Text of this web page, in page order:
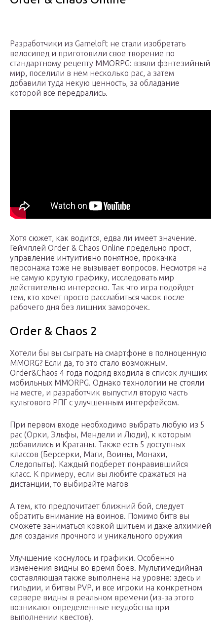
Разработчики из Gameloft не стали изобретать
велосипед и приготовили свое творение по
стандартному рецепту MMORPG: взяли фэнтезийный
мир, поселили в нем несколько рас, а затем
добавили туда некую ценность, за обладание
которой все передрались.
Хотя сюжет, как водится, едва ли имеет значение.
Геймплей Order & Chaos Online предельно прост,
управление интуитивно понятное, прокачка
персонажа тоже не вызывает вопросов. Несмотря на
не самую крутую графику, исследовать мир
действительно интересно. Так что игра подойдет
тем, кто хочет просто расслабиться часок после
рабочего дня без лишних заморочек.
Order & Chaos 2
Хотели бы вы сыграть на смартфоне в полноценную
MMORG? Если да, то это стало возможным.
Order&Chaos 4 года подряд входила в список лучших
мобильных MMORPG. Однако технологии не стояли
на месте, и разработчик выпустил вторую часть
культового РПГ с улучшенным интерфейсом.
При первом входе необходимо выбрать любую из 5
рас (Орки, Эльфы, Мендели и Люди), к которым
добавились и Кратаны. Также есть 5 доступных
классов (Берсерки, Маги, Воины, Монахи,
Следопыты). Каждый подберет понравившийся
класс. К примеру, если вы любите сражаться на
дистанции, то выбирайте магов
А тем, кто предпочитает ближний бой, следует
обратить внимание на воинов. Помимо битв вы
сможете заниматься ковкой шитьем и даже алхимией
для создания прочного и уникального оружия
Улучшение коснулось и графики. Особенно
изменения видны во время боев. Мультимедийная
составляющая также выполнена на уровне: здесь и
гильдии, и битвы PVP, и все игроки на конкретном
сервере видны в реальном времени (из-за этого
возникают определенные неудобства при
выполнении квестов).